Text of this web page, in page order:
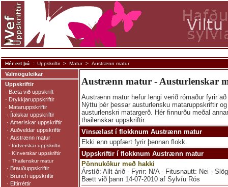
Austrænn matur - Austurlenskar
Austrænn matur hefur lengi verið rómaður fyrir að
Nýttu þér þessar austurlensku mataruppskriftir
austurlenskri matargerð. Hér finnurðu meðal
thailenskar uppskriftir.
Vinsælast í flokknum Austrænn matur
Ekki enn uppfært fyrir þennan flokk.
Uppskriftir í flokknum Austrænn matur
Pönnukökur með hakki
Árstíð: Allt árið - Fyrir: N/A - Fitusnautt: Nei -
Bætt við þann 14-07-2010 af Sylvíu Rós
Valmöguleikar
Uppskriftir
· Bæta við uppskrift
· Drykkjaruppskriftir
· Mataruppskriftir
· Ítalskar uppskriftir
· Amerískar uppskriftir
· Auðveldar uppskriftir
· Austrænn matur
· Indverskar uppskriftir
· Kínverskar uppskriftir
· Thailenskur matur
· Brauðuppskriftir
· Brunch uppskriftir
· Eftirréttir
Hér ert þú : Uppskriftir > Matur > Austrænn matur